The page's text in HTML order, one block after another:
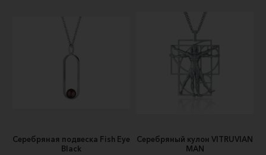
Серебряная подвеска Fish Eye
Black
Серебряный кулон VITRUVIAN
MAN